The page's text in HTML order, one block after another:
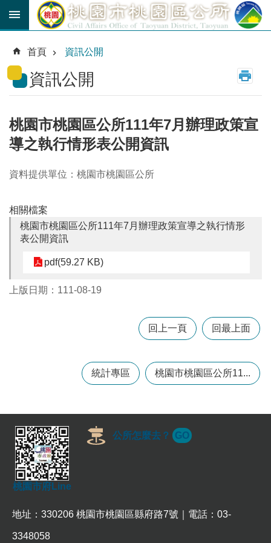
跳到主要內容區塊
育
貼
公
路
線
民
卡
進
階
搜
尋
生
活
便
民
資
訊
機
通
首頁 資訊公開
資訊公開
桃園市桃園區公所111年7月辦理政策宣
導之執行情形表公開資訊
資料提供單位：桃園市桃園區公所
相關檔案
桃園市桃園區公所111年7月辦理政策宣導之執行情形
表公開資訊
pdf(59.27 KB)
上版日期：111-08-19
回上一頁 回最上面
統計專區 桃園市桃園區公所11...
桃園市府Line
公所怎麼去？ GO
地址：330206 桃園市桃園區縣府路7號｜電話：03-
3348058